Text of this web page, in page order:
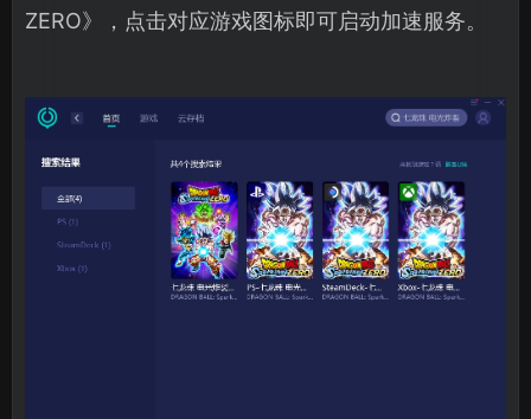
ZERO》，点击对应游戏图标即可启动加速服务。